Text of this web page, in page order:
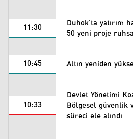
11:30 Duhok’ta yatırım
50 yeni proje
10:45 Altın yeniden
10:33
Devlet Yönetimi
Bölgesel güvenlik
süreci ele alındı